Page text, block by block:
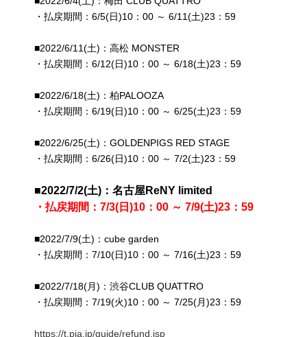
・払戻期間：6/5(日)10：00 ～ 6/11(土)23：59
■2022/6/11(土)：高松 MONSTER
・払戻期間：6/12(日)10：00 ～ 6/18(土)23：59
■2022/6/18(土)：柏PALOOZA
・払戻期間：6/19(日)10：00 ～ 6/25(土)23：59
■2022/6/25(土)：GOLDENPIGS RED STAGE
・払戻期間：6/26(日)10：00 ～ 7/2(土)23：59
■2022/7/2(土)：名古屋ReNY limited
・払戻期間：7/3(日)10：00 ～ 7/9(土)23：59
■2022/7/9(土)：cube garden
・払戻期間：7/10(日)10：00 ～ 7/16(土)23：59
■2022/7/18(月)：渋谷CLUB QUATTRO
・払戻期間：7/19(火)10：00 ～ 7/25(月)23：59
https://t.pia.jp/guide/refund.jsp